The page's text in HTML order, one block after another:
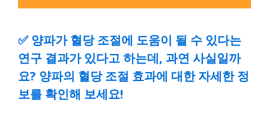
✅ 양파가 혈당 조절에 도움이 될 수 있다는
연구 결과가 있다고 하는데, 과연 사실일까
요? 양파의 혈당 조절 효과에 대한 자세한 정
보를 확인해 보세요!